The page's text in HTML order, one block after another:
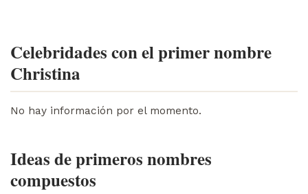
Celebridades con el primer nombre
Christina
No hay información por el momento.
Ideas de primeros nombres
compuestos